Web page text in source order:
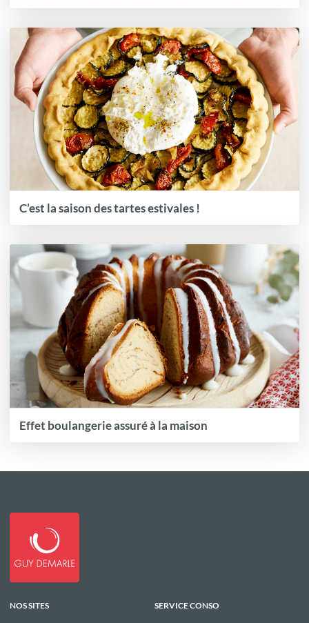
C’est la saison des tartes estivales !
Effet boulangerie assuré à la maison
NOS SITES
SERVICE CONSO